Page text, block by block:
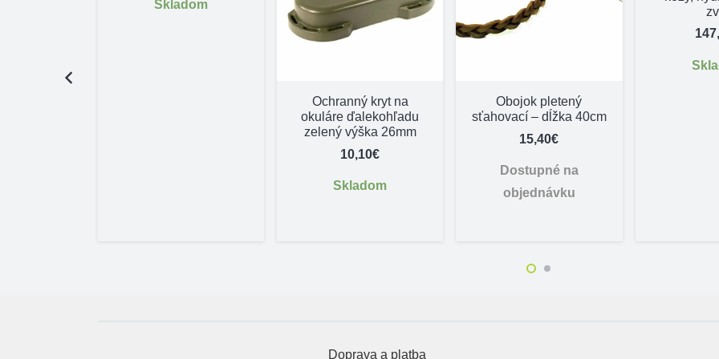
Skladom
Ochranný kryt na
okuláre ďalekohľadu
zelený výška 26mm
10,10€
Skladom
Obojok pletený
sťahovací – dĺžka 40cm
15,40€
Dostupné na
objednávku
Doprava a platba